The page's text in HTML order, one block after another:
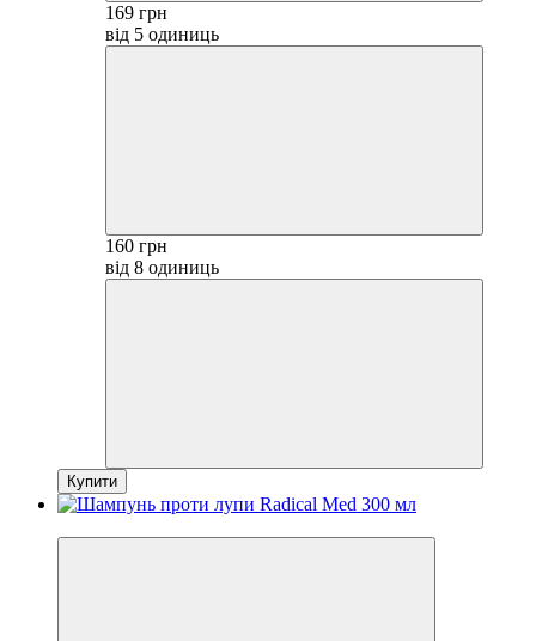
169 грн
від 5 одиниць
160 грн
від 8 одиниць
Купити